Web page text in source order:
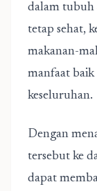
dalam tubuh
tetap sehat,
makanan-
manfaat baik
keseluruhan.
Dengan
tersebut ke
dapat